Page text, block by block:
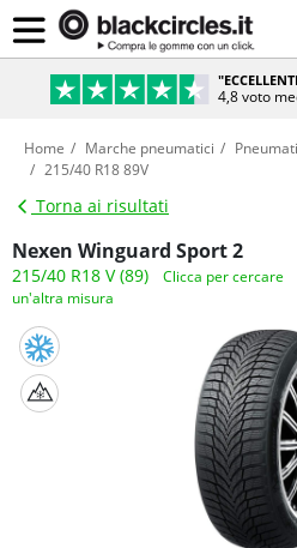
4,8 voto
Home Marche pneumatici
215/40 R18 89V
Torna ai risultati
Nexen Winguard Sport 2
215/40 R18 V (89)
Clicca per cercare
un'altra misura